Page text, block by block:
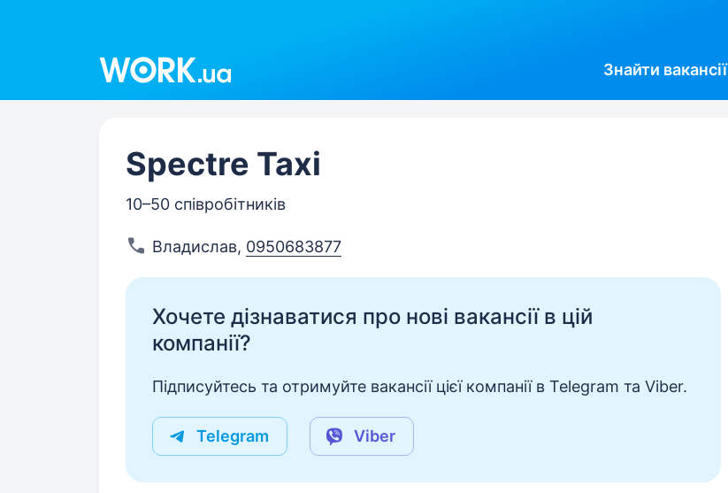
Знайти вакансії
Spectre Taxi
10–50 співробітників
Владислав, 0950683877
Хочете дізнаватися про нові вакансії в цій
компанії?
Підписуйтесь та отримуйте вакансії цієї компанії в Telegram та Viber.
Telegram Viber